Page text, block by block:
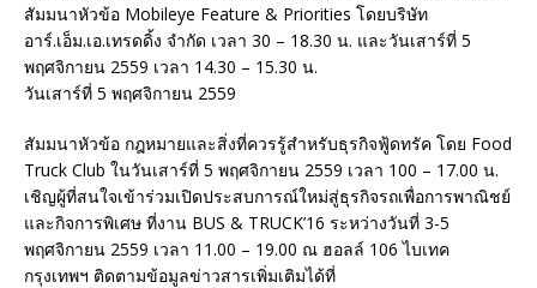
สัมมนาหัวข้อ Mobileye Feature & Priorities โดยบริษัท
อาร์.เอ็ม.เอ.เทรดดิ้ง จำกัด เวลา 30 – 18.30 น. และวันเสาร์ที่ 5
พฤศจิกายน 2559 เวลา 14.30 – 15.30 น.
วันเสาร์ที่ 5 พฤศจิกายน 2559
สัมมนาหัวข้อ กฎหมายและสิ่งที่ควรรู้สำหรับธุรกิจฟู้ดทรัค โดย Food
Truck Club ในวันเสาร์ที่ 5 พฤศจิกายน 2559 เวลา 100 – 17.00 น.
เชิญผู้ที่สนใจเข้าร่วมเปิดประสบการณ์ใหม่สู่ธุรกิจรถเพื่อการพาณิชย์
และกิจการพิเศษ ที่งาน BUS & TRUCK’16 ระหว่างวันที่ 3-5
พฤศจิกายน 2559 เวลา 11.00 – 19.00 ณ ฮอลล์ 106 ไบเทค
กรุงเทพฯ ติดตามข้อมูลข่าวสารเพิ่มเติมได้ที่